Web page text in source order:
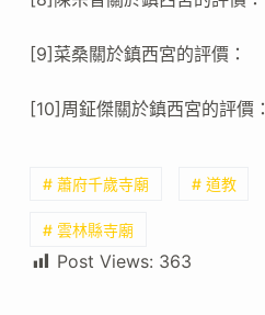
[9]菜桑關於鎮西宮的評價：
[10]周鉦傑關於鎮西宮的評價：
# 蕭府千歲寺廟 # 道教
# 雲林縣寺廟
Post Views: 363